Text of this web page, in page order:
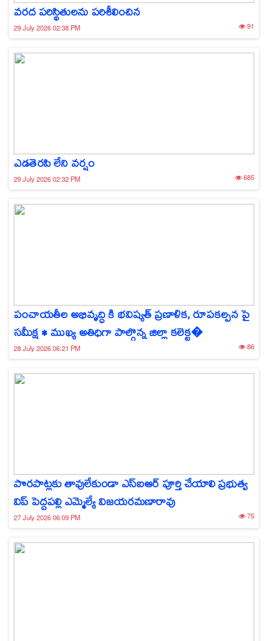
వరద పరిస్థితులను పరిశీలించిన
29 July 2026 02:38 PM 91
ఎడతెరపి లేని వర్షం
29 July 2026 02:32 PM 685
పంచాయతీల అభివృద్ధి కి భవిష్యత్ ప్రణాళిక, రూపకల్పన పై
సమీక్ష • ముఖ్య అతిధిగా పాల్గొన్న జిల్లా కలెక్ట�
28 July 2026 06:21 PM 86
పొరపాట్లకు తావులేకుండా ఎస్‌ఐఆర్ పూర్తి చేయాలి ప్రభుత్వ
విప్ పెద్దపల్లి ఎమ్మెల్యే విజయరమణారావు
27 July 2026 06:09 PM 75